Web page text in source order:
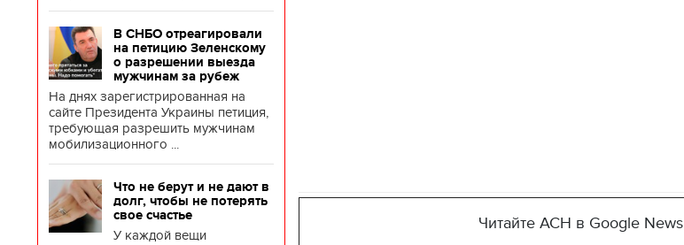
В СНБО отреагировали
на петицию Зеленскому
о разрешении выезда
мужчинам за рубеж
На днях зарегистрированная на
сайте Президента Украины петиция,
требующая разрешить мужчинам
мобилизационного ...
Что не берут и не дают в
долг, чтобы не потерять
свое счастье
У каждой вещи
Читайте АСН в Google News